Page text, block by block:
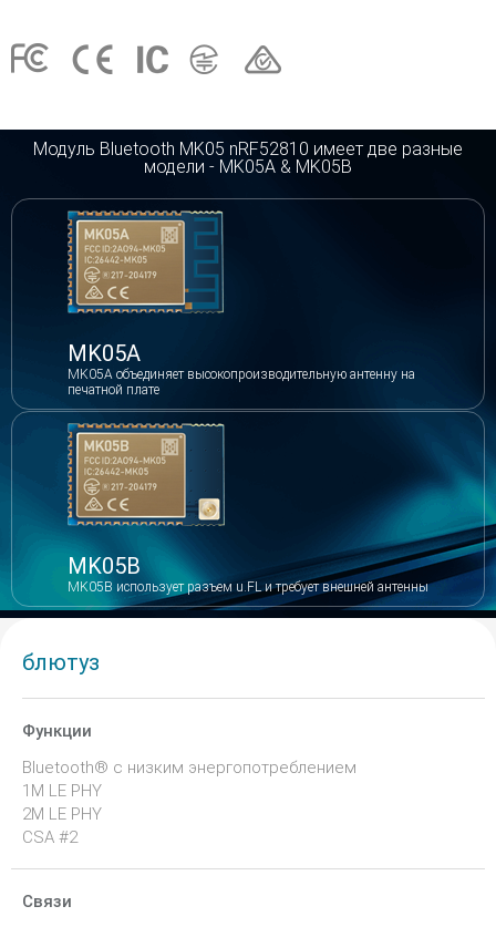
Модуль Bluetooth MK05 nRF52810 имеет две разные
модели - MK05A & MK05B
MK05A
MK05A объединяет высокопроизводительную антенну на
печатной плате
MK05B
MK05B использует разъем u.FL и требует внешней антенны
блютуз
Функции
Bluetooth® с низким энергопотреблением
1M LE PHY
2M LE PHY
CSA #2
Связи